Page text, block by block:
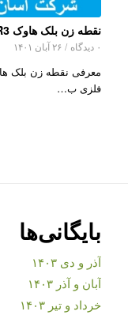
نقطه زن بلک هاوک R3
۰ دیدگاه / ۲۶ آبان ۱۴۰۱
فلزی ب…
بایگانی‌ها
آذر و دی ۱۴۰۳
آبان و آذر ۱۴۰۳
خرداد و تیر ۱۴۰۳